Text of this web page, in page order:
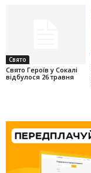
Свято
Свято Героїв у Сокалі
відбулося 26 травня